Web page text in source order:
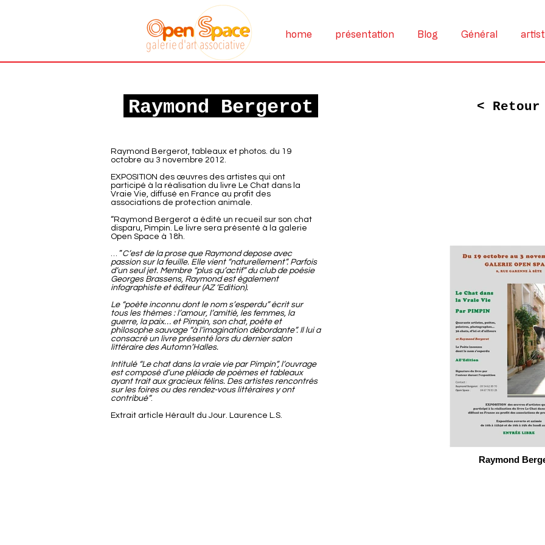
Galerie art
associative
home présentation Blog Général
Raymond Bergerot <
Raymond Bergerot, tableaux et photos. du 19
octobre au 3 novembre 2012.
EXPOSITION des œuvres des artistes qui ont
participé à la réalisation du livre Le Chat dans la
Vraie Vie, diffusé en France au profit des
associations de protection animale.
“Raymond Bergerot a édité un recueil sur son chat
disparu, Pimpin. Le livre sera présenté à la galerie
Open Space à 18h.
… ”C’est de la prose que Raymond depose avec
passion sur la feuille. Elle vient “naturellement”. Parfois
d’un seul jet. Membre “plus qu’actif” du club de poésie
Georges Brassens, Raymond est également
infographiste et éditeur (AZ ‘Edition).
Le “poète inconnu dont le nom s’esperdu” écrit sur
tous les thèmes : l’amour, l’amitié, les femmes, la
guerre, la paix… et Pimpin, son chat, poète et
philosophe sauvage “à l’imagination débordante”. Il lui a
consacré un livre présenté lors du dernier salon
littéraire des Automn’Halles.
Intitulé “Le chat dans la vraie vie par Pimpin”, l’ouvrage
est composé d’une pléiade de poèmes et tableaux
ayant trait aux gracieux félins. Des artistes rencontrés
sur les foires ou des rendez-vous littéraires y ont
contribué”.
Extrait article Hérault du Jour. Laurence L.S.
Raymond